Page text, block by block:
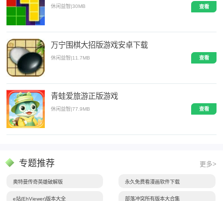
休闲益智|30MB 查看
万宁围棋大招版游戏安卓下载
休闲益智|11.7MB 查看
青蛙爱旅游正版游戏
休闲益智|77.9MB 查看
专题推荐 更多>
奥特曼传奇英雄破解版 永久免费看漫画软件下载
e站(EhViewer)版本大全 部落冲突所有版本大合集